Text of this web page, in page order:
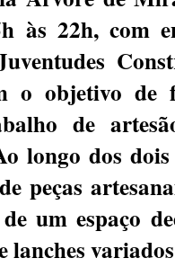
às 22h, com
o objetivo de
de
longo dos
peças
de um espaço
lanches